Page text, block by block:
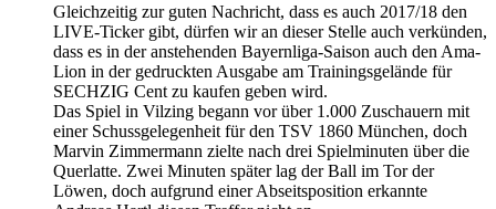
Gleichzeitig zur guten Nachricht, dass es auch 2017/18 den
LIVE-Ticker gibt, dürfen wir an dieser Stelle auch verkünden,
dass es in der anstehenden Bayernliga-Saison auch den Ama-
Lion in der gedruckten Ausgabe am Trainingsgelände für
SECHZIG Cent zu kaufen geben wird.
Das Spiel in Vilzing begann vor über 1.000 Zuschauern mit
einer Schussgelegenheit für den TSV 1860 München, doch
Marvin Zimmermann zielte nach drei Spielminuten über die
Querlatte. Zwei Minuten später lag der Ball im Tor der
Löwen, doch aufgrund einer Abseitsposition erkannte